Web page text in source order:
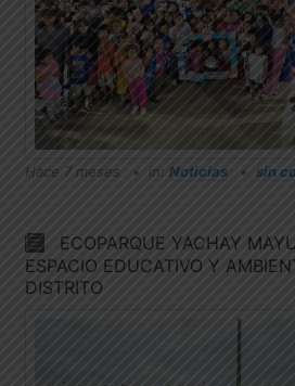
Hace 7 meses in: Noticias sin
ECOPARQUE YACHAY
ESPACIO EDUCATIVO Y
DISTRITO